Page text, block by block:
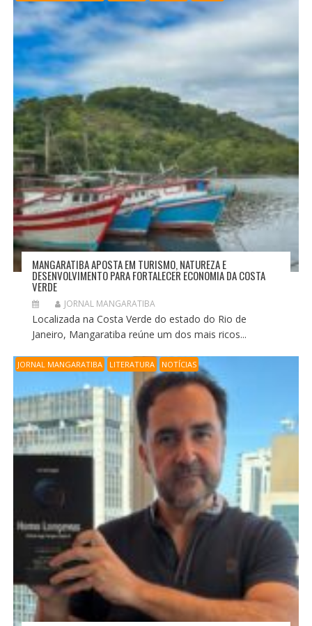
MANGARATIBA APOSTA EM TURISMO, NATUREZA E
DESENVOLVIMENTO PARA FORTALECER ECONOMIA DA COSTA
VERDE
JORNAL MANGARATIBA
Localizada na Costa Verde do estado do Rio de
Janeiro, Mangaratiba reúne um dos mais ricos...
JORNAL MANGARATIBA LITERATURA NOTÍCIAS